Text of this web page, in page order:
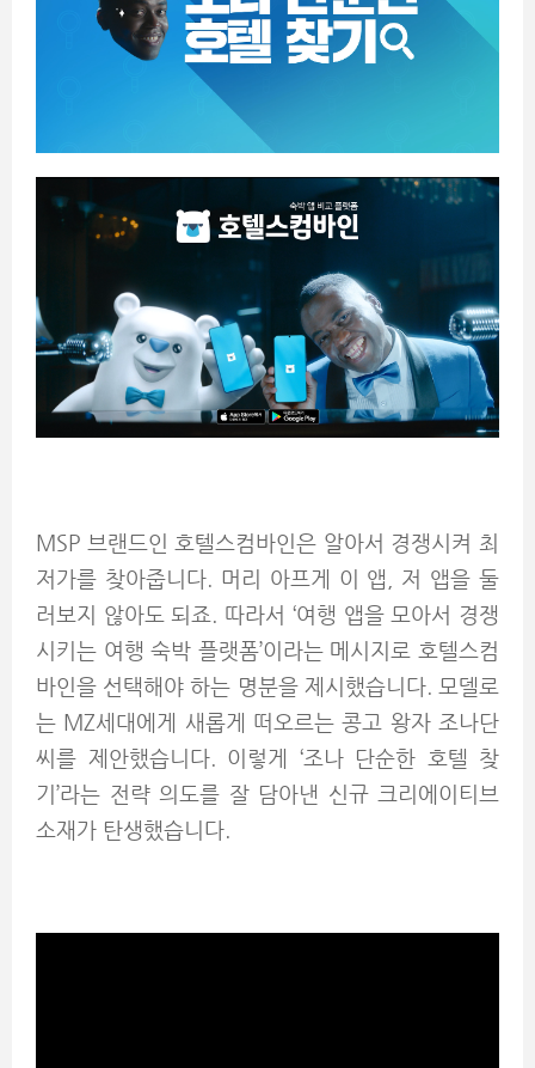
MSP 브랜드인 호텔스컴바인은 알아서 경쟁시켜 최
저가를 찾아줍니다. 머리 아프게 이 앱, 저 앱을 둘
러보지 않아도 되죠. 따라서 ‘여행 앱을 모아서 경쟁
시키는 여행 숙박 플랫폼’이라는 메시지로 호텔스컴
바인을 선택해야 하는 명분을 제시했습니다. 모델로
는 MZ세대에게 새롭게 떠오르는 콩고 왕자 조나단
씨를 제안했습니다. 이렇게 ‘조나 단순한 호텔 찾
기’라는 전략 의도를 잘 담아낸 신규 크리에이티브
소재가 탄생했습니다.